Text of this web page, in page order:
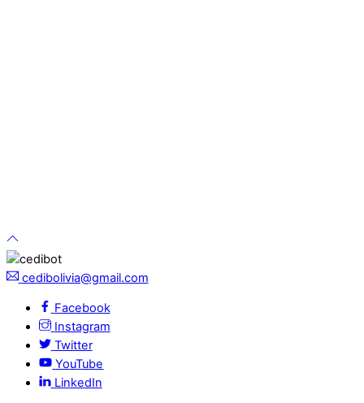
cedibolivia@gmail.com
Facebook
Instagram
Twitter
YouTube
LinkedIn